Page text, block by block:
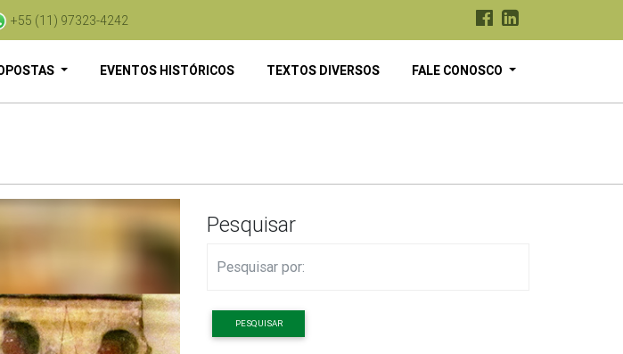
+55 (11) 97323-4242
EVENTOS HISTÓRICOS TEXTOS DIVERSOS FALE CONOSCO
Pesquisar
PESQUISAR